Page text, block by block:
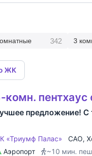
342 3
ЖК
комн. пентхаус
предложение! С
«Триумф Палас» САО,
Аэропорт
~10 мин.